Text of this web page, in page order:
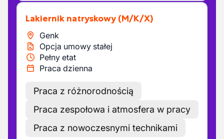
Lakiernik natryskowy (M/K/X)
Genk
Opcja umowy stałej
Pełny etat
Praca dzienna
Praca z różnorodnością
Praca zespołowa i atmosfera w pracy
Praca z nowoczesnymi technikami